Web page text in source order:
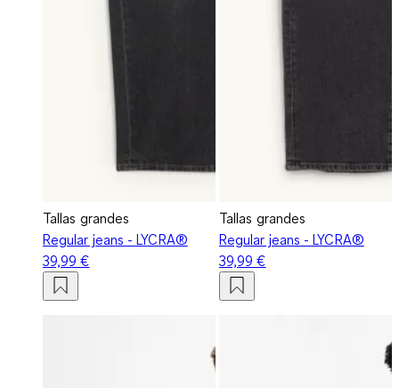
Tallas grandes
Regular jeans - LYCRA®
39,99 €
Tallas grandes
Regular jeans - LYCRA®
39,99 €